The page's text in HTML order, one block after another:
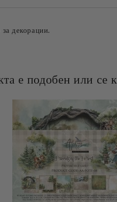
декорации.
е подобен или се